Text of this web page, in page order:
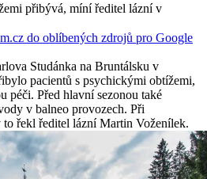
přibývá, míní ředitel lázní v
do oblíbených zdrojů pro Google
Studánka na Bruntálsku v
pacientů s psychickými obtížemi,
péči. Před hlavní sezonou také
v balneo provozech. Při
to řekl ředitel lázní Martin Voženílek.